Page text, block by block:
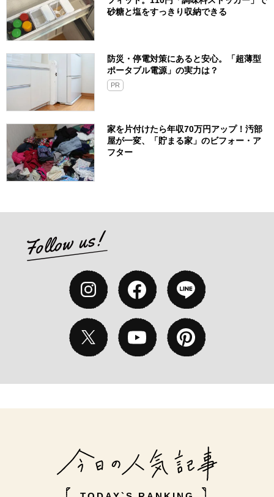
砂糖と塩をすっきり収納できる
防災・停電対策にあると安心。「超薄型
ポータブル電源」の実力は？​
PR
家を片付けたら年収70万円アップ！汚部
屋が一変、「貯まる家」のビフォー・ア
フター